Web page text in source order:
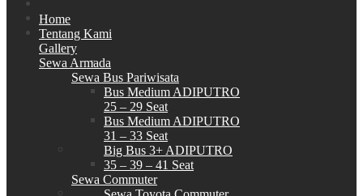
Home
Tentang Kami
Gallery
Sewa Armada
Sewa Bus Pariwisata
Bus Medium ADIPUTRO
25 – 29 Seat
Bus Medium ADIPUTRO
31 – 33 Seat
Big Bus 3+ ADIPUTRO
35 – 39 – 41 Seat
Sewa Commuter